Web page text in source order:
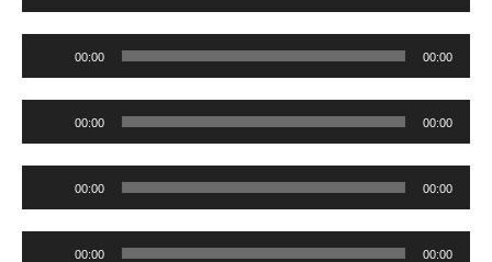
00:00 00:00
00:00 00:00
00:00 00:00
00:00 00:00